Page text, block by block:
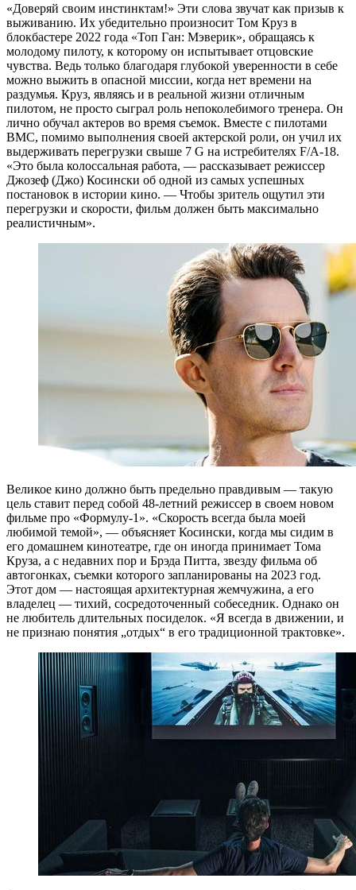
«Доверяй своим инстинктам!» Эти слова звучат как призыв к
выживанию. Их убедительно произносит Том Круз в
блокбастере 2022 года «Топ Ган: Мэверик», обращаясь к
молодому пилоту, к которому он испытывает отцовские
чувства. Ведь только благодаря глубокой уверенности в себе
можно выжить в опасной миссии, когда нет времени на
раздумья. Круз, являясь и в реальной жизни отличным
пилотом, не просто сыграл роль непоколебимого тренера. Он
лично обучал актеров во время съемок. Вместе с пилотами
ВМС, помимо выполнения своей актерской роли, он учил их
выдерживать перегрузки свыше 7 G на истребителях F/A-18.
«Это была колоссальная работа, — рассказывает режиссер
Джозеф (Джо) Косински об одной из самых успешных
постановок в истории кино. — Чтобы зритель ощутил эти
перегрузки и скорости, фильм должен быть максимально
реалистичным».
Великое кино должно быть предельно правдивым — такую
цель ставит перед собой 48-летний режиссер в своем новом
фильме про «Формулу-1». «Скорость всегда была моей
любимой темой», — объясняет Косински, когда мы сидим в
его домашнем кинотеатре, где он иногда принимает Тома
Круза, а с недавних пор и Брэда Питта, звезду фильма об
автогонках, съемки которого запланированы на 2023 год.
Этот дом — настоящая архитектурная жемчужина, а его
владелец — тихий, сосредоточенный собеседник. Однако он
не любитель длительных посиделок. «Я всегда в движении, и
не признаю понятия „отдых“ в его традиционной трактовке».